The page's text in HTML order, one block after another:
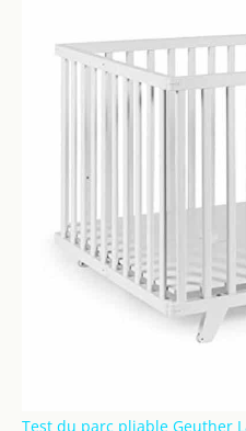
Test du parc pliable Geuther